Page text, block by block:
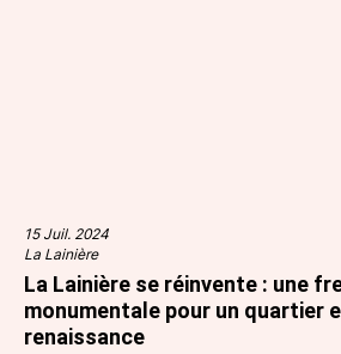
15 Juil. 2024
La Lainière
La Lainière se réinvente : une
monumentale pour un quartier
renaissance